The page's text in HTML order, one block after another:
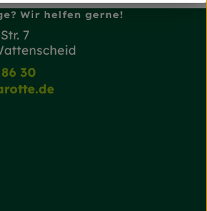
Wir helfen gerne!
7
30